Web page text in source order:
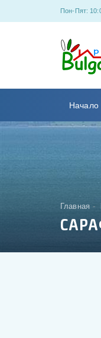
Пон-Пят:
Начало
Главная